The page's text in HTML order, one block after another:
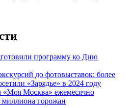
программу ко Дню
до фотовыставок: более
«Зарядье» в 2024 году
Москва» ежемесячно
миллиона горожан